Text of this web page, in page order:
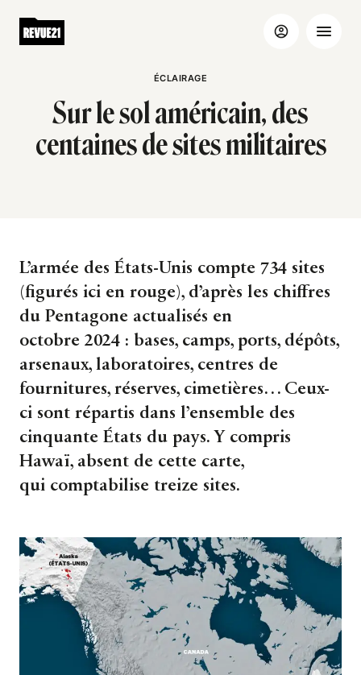
ÉCLAIRAGE
Sur le sol américain, des
centaines de sites militaires
L’armée des États-Unis compte 734 sites
(figurés ici en rouge), d’après les chiffres
du Pentagone actualisés en
octobre 2024 : bases, camps, ports, dépôts,
arsenaux, laboratoires, centres de
fournitures, réserves, cimetières… Ceux-
ci sont répartis dans l’ensemble des
cinquante États du pays. Y compris
Hawaï, absent de cette carte,
qui comptabilise treize sites.